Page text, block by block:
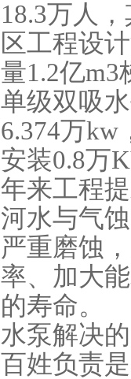
18.3万人
区工程设
量1.2亿m3
单级双吸
6.374万kw
安装0.8万
年来工程
河水与气
严重磨蚀
率、加大
的寿命。
水泵解决
百姓负责